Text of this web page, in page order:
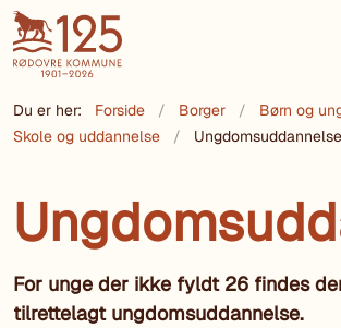
Du er her: Forside Borger
Børn og
Skole og uddannelse
For unge der ikke fyldt 26 findes
tilrettelagt ungdomsuddannelse.